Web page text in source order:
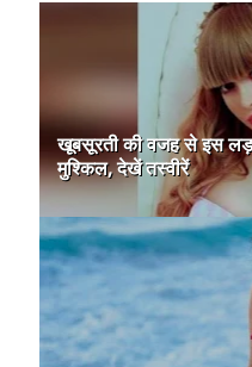
खूबसूरती की वजह से इस
मुश्किल, देखें तस्वीरें